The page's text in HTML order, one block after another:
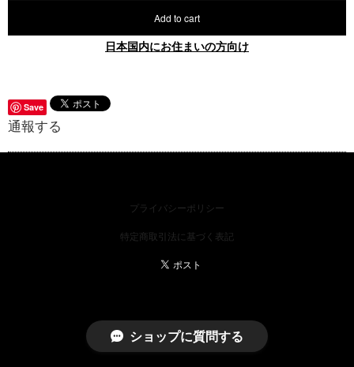
Add to cart
日本国内にお住まいの方向け
Save
通報する
プライバシーポリシー
特定商取引法に基づく表記
ショップに質問する